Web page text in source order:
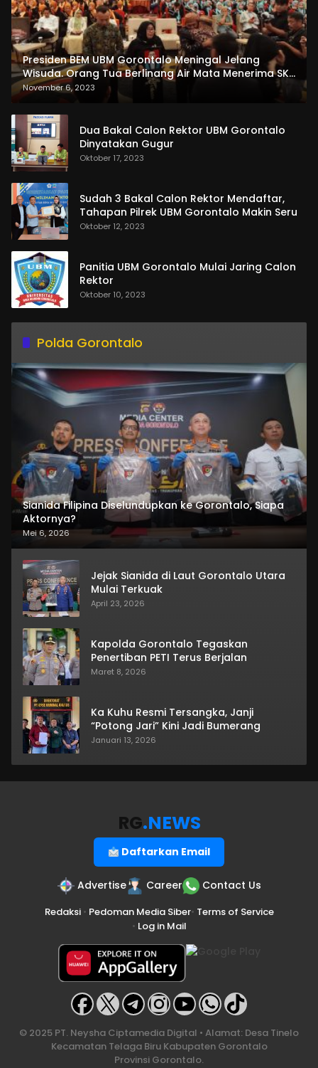
Presiden BEM UBM Gorontalo Meningal Jelang
Wisuda. Orang Tua Berlinang Air Mata Menerima SKL
dan Pemasangan Salempang
November 6, 2023
Dua Bakal Calon Rektor UBM Gorontalo
Dinyatakan Gugur
Oktober 17, 2023
Sudah 3 Bakal Calon Rektor Mendaftar,
Tahapan Pilrek UBM Gorontalo Makin Seru
Oktober 12, 2023
Panitia UBM Gorontalo Mulai Jaring Calon
Rektor
Oktober 10, 2023
Polda Gorontalo
Sianida Filipina Diselundupkan ke Gorontalo, Siapa
Aktornya?
Mei 6, 2026
Jejak Sianida di Laut Gorontalo Utara
Mulai Terkuak
April 23, 2026
Kapolda Gorontalo Tegaskan
Penertiban PETI Terus Berjalan
Maret 8, 2026
Ka Kuhu Resmi Tersangka, Janji
“Potong Jari” Kini Jadi Bumerang
Januari 13, 2026
RG.NEWS
Daftarkan Email
Advertise Career Contact Us
Redaksi• Pedoman Media Siber• Terms of Service
• Log in Mail
© 2025 PT. Neysha Ciptamedia Digital • Alamat: Desa Tinelo
Kecamatan Telaga Biru Kabupaten Gorontalo
Provinsi Gorontalo.